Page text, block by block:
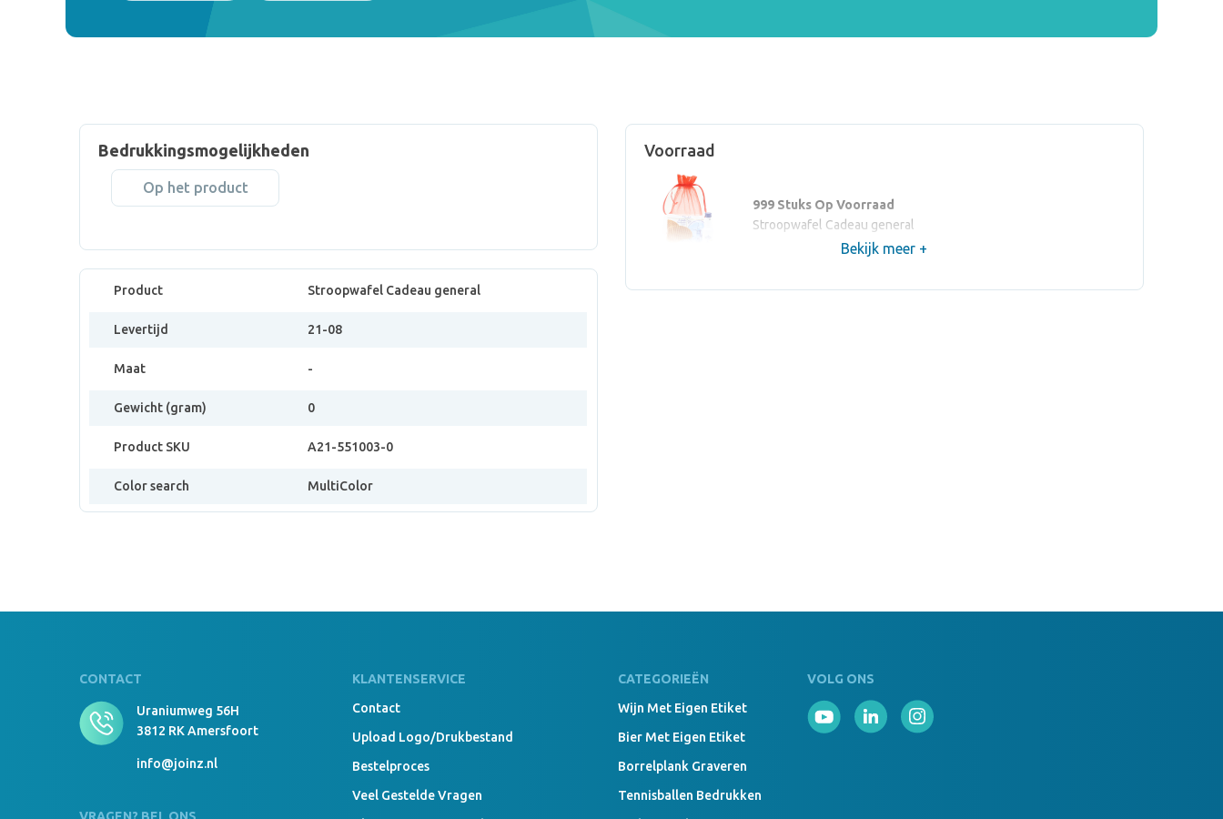
Bedrukkingsmogelijkheden
Op het product
Product Stroopwafel Cadeau general
Levertijd 21-08
Maat -
Gewicht (gram) 0
Product SKU A21-551003-0
Color search MultiColor
Voorraad
999 Stuks Op Voorraad
Stroopwafel Cadeau general
Bekijk meer +
CONTACT
Uraniumweg 56H
3812 RK Amersfoort
info@joinz.nl
KLANTENSERVICE
Contact
Upload Logo/drukbestand
Bestelproces
Veel Gestelde Vragen
CATEGORIEËN
Wijn Met Eigen Etiket
Bier Met Eigen Etiket
Borrelplank Graveren
Tennisballen Bedrukken
VOLG ONS